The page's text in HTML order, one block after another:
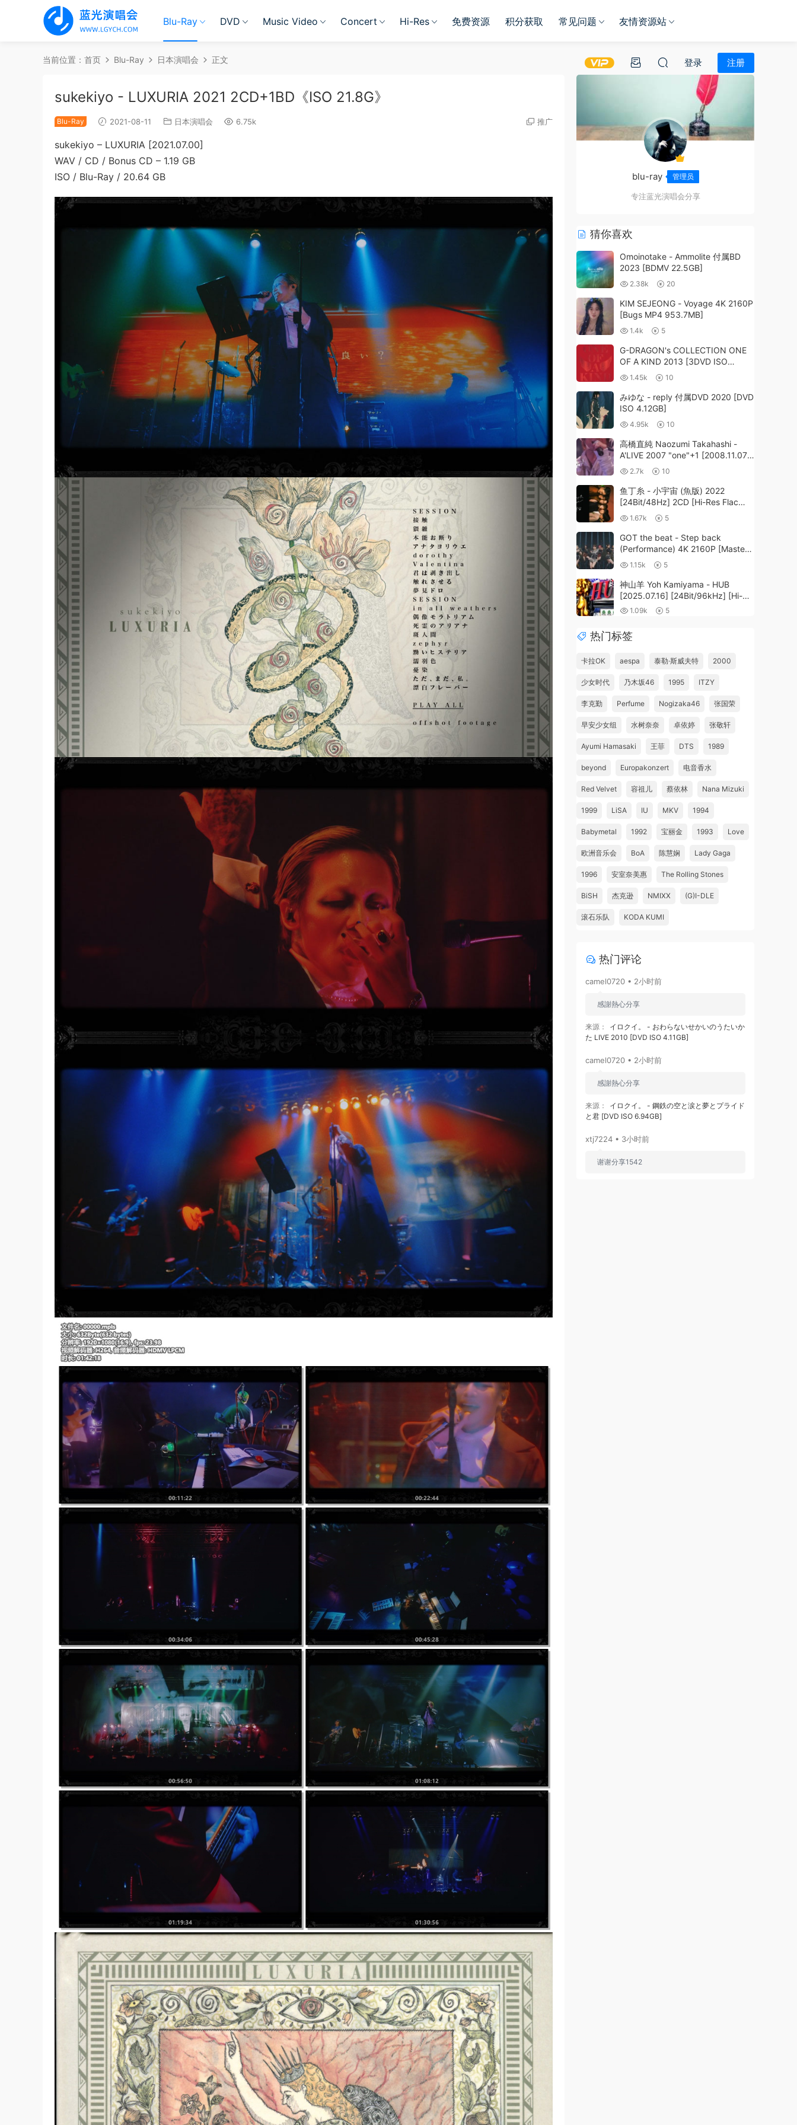
Blu-Ray DVD Music Video Concert Hi-Res 免费资源 积分获取 常见问题 友情资源站
登录 注册
当前位置： 首页 Blu-Ray 日本演唱会 正文
sukekiyo - LUXURIA 2021 2CD+1BD《ISO 21.8G》
Blu-Ray 2021-08-11 日本演唱会 6.75k 推广
sukekiyo – LUXURIA [2021.07.00]
WAV / CD / Bonus CD – 1.19 GB
ISO / Blu-Ray / 20.64 GB
blu-ray 管理员
专注蓝光演唱会分享
猜你喜欢
Omoinotake - Ammolite 付属BD
2023 [BDMV 22.5GB]
2.38k 20
KIM SEJEONG - Voyage 4K 2160P
[Bugs MP4 953.7MB]
1.4k 5
G-DRAGON's COLLECTION ONE
OF A KIND 2013 [3DVD ISO
13.2GB]
1.45k 10
みゆな - reply 付属DVD 2020 [DVD
ISO 4.12GB]
4.95k 10
高橋直純 Naozumi Takahashi -
A'LIVE 2007 "one"+1 [2008.11.07]
[DVD ISO 12.6GB]
2.7k 10
鱼丁糸 - 小宇宙 (魚版) 2022
[24Bit/48Hz] 2CD [Hi-Res Flac
1.07GB]
1.67k 5
GOT the beat - Step back
(Performance) 4K 2160P [Master
MP4 1.5GB]
1.15k 5
神山羊 Yoh Kamiyama - HUB
[2025.07.16] [24Bit/96kHz] [Hi-
Res Flac 417MB]
1.09k 5
热门标签
卡拉OK aespa 泰勒·斯威夫特 2000
少女时代 乃木坂46 1995 ITZY
李克勤 Perfume Nogizaka46 张国荣
早安少女组 水树奈奈 卓依婷 张敬轩
Ayumi Hamasaki 王菲 DTS 1989
beyond Europakonzert 电音香水
Red Velvet 容祖儿 蔡依林 Nana Mizuki
1999 LiSA IU MKV 1994
Babymetal 1992 宝丽金 1993 Love
欧洲音乐会 BoA 陈慧娴 Lady Gaga
1996 安室奈美惠 The Rolling Stones
BiSH 杰克逊 NMIXX (G)I-DLE
滚石乐队 KODA KUMI
热门评论
camel0720 • 2小时前
感謝熱心分享
来源：
イロクイ。 - おわらないせかいのうたいか
た LIVE 2010 [DVD ISO 4.11GB]
camel0720 • 2小时前
感謝熱心分享
来源：
イロクイ。 - 鋼鉄の空と涙と夢とプライド
と君 [DVD ISO 6.94GB]
xtj7224 • 3小时前
谢谢分享1542